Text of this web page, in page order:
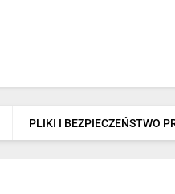
PLIKI I BEZPIECZEŃSTWO